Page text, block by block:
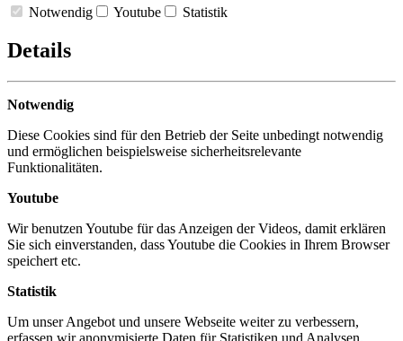
Notwendig Youtube Statistik
Details
Notwendig
Diese Cookies sind für den Betrieb der Seite unbedingt notwendig
und ermöglichen beispielsweise sicherheitsrelevante
Funktionalitäten.
Youtube
Wir benutzen Youtube für das Anzeigen der Videos, damit erklären
Sie sich einverstanden, dass Youtube die Cookies in Ihrem Browser
speichert etc.
Statistik
Um unser Angebot und unsere Webseite weiter zu verbessern,